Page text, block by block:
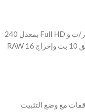
‫- تصوير فيديو حتى 4K QFHD بمعدل 120 إطار/ث و Full HD بمعدل 240
إطار/ث، مع تسجيل داخلي XAVC-S 4:2:2 بعمق 10 بت وإخراج RAW 16
بصري داخلي بخمسة محاور حتى 5.5 وقفات مع وضع التثبيت